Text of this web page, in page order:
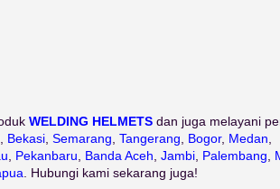
WELDING HELMETSdan juga melayani
Bekasi, Semarang Tangerang Bogor, Medan
Pekanbaru Banda Aceh Jambi, Palembang
. Hubungi kami sekarang juga!